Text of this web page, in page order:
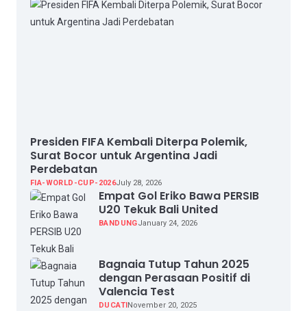
Presiden FIFA Kembali Diterpa Polemik,
Surat Bocor untuk Argentina Jadi
Perdebatan
FIA-WORLD-CUP-2026July 28, 2026
Empat Gol Eriko Bawa PERSIB
U20 Tekuk Bali United
BANDUNGJanuary 24, 2026
Bagnaia Tutup Tahun 2025
dengan Perasaan Positif di
Valencia Test
DUCATINovember 20, 2025